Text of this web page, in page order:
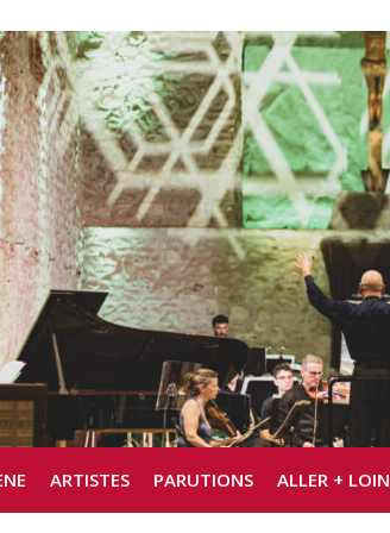
ARTISTES PARUTIONS ALLER + LOIN